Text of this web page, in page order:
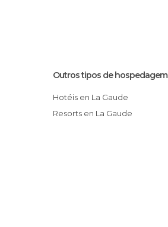
Outros tipos de hospedagem
Hotéis en La Gaude
Resorts en La Gaude